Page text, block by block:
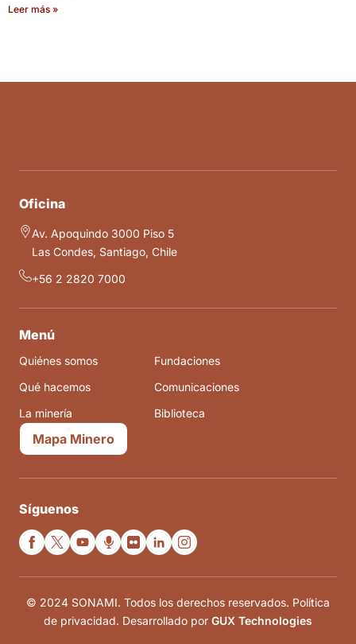
Leer más »
Oficina
Av. Apoquindo 3000 Piso 5
Las Condes, Santiago, Chile
+56 2 2820 7000
Menú
Quiénes somos
Qué hacemos
La minería
Fundaciones
Comunicaciones
Biblioteca
Mapa Minero
Síguenos
© 2024 SONAMI. Todos los derechos reservados. Política
de privacidad. Desarrollado por GUX Technologies